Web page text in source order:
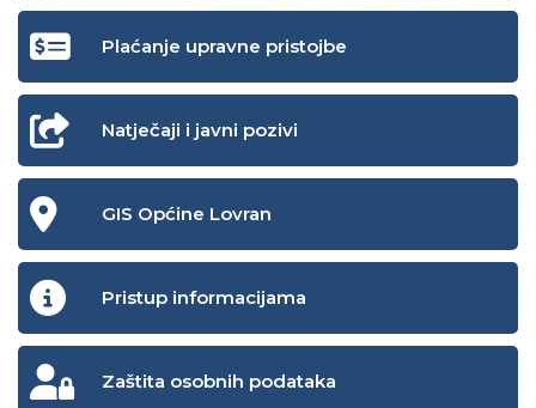
Plaćanje upravne pristojbe
Natječaji i javni pozivi
GIS Općine Lovran
Pristup informacijama
Zaštita osobnih podataka